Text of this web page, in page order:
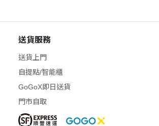
送貨服務
送貨上門
自提點/智能櫃
GoGoX即日送貨
門市自取